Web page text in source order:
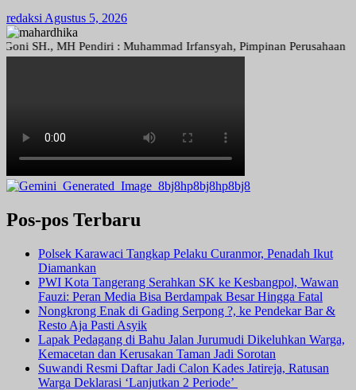
redaksi Agustus 5, 2026
SH., MH Pendiri : Muhammad Irfansyah, Pimpinan Perusahaan :
Pos-pos Terbaru
Polsek Karawaci Tangkap Pelaku Curanmor, Penadah Ikut
Diamankan
PWI Kota Tangerang Serahkan SK ke Kesbangpol, Wawan
Fauzi: Peran Media Bisa Berdampak Besar Hingga Fatal
Nongkrong Enak di Gading Serpong ?, ke Pendekar Bar &
Resto Aja Pasti Asyik
Lapak Pedagang di Bahu Jalan Jurumudi Dikeluhkan Warga,
Kemacetan dan Kerusakan Taman Jadi Sorotan
Suwandi Resmi Daftar Jadi Calon Kades Jatireja, Ratusan
Warga Deklarasi ‘Lanjutkan 2 Periode’